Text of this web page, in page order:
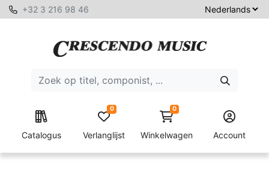
+32 3 216 98 46
Catalogus Verlanglijst
0 0
Winkelwagen Account